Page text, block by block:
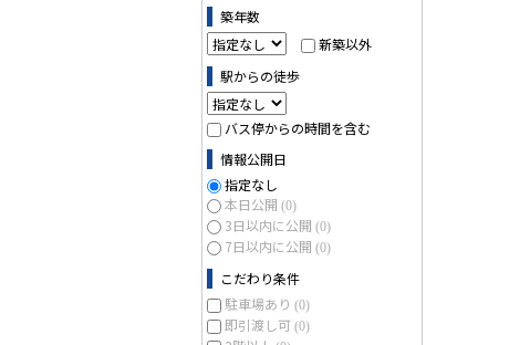
築年数
新築以外
駅からの徒歩
バス停からの時間を含む
情報公開日
指定なし
本日公開 (0)
3日以内に公開 (0)
7日以内に公開 (0)
こだわり条件
駐車場あり (0)
即引渡し可 (0)